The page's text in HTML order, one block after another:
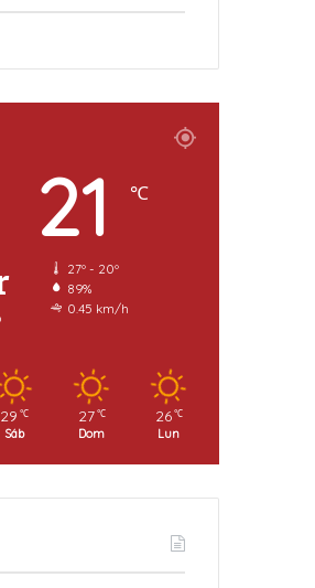
21 ℃
27º - 20º
89%
0.45 km/h
29 ℃
Sáb
27 ℃
Dom
26 ℃
Lun